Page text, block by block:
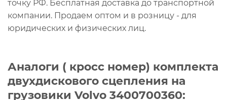
точку РФ. Бесплатная доставка до транспортной
компании. Продаем оптом и в розницу - для
юридических и физических лиц.
Аналоги ( кросс номер) комплекта
двухдискового сцепления на
грузовики Volvo 3400700360: